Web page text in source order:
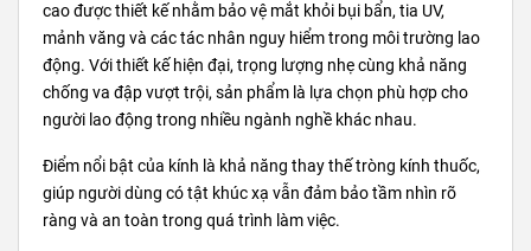
cao được thiết kế nhằm bảo vệ mắt khỏi bụi bẩn, tia UV,
mảnh văng và các tác nhân nguy hiểm trong môi trường lao
động. Với thiết kế hiện đại, trọng lượng nhẹ cùng khả năng
chống va đập vượt trội, sản phẩm là lựa chọn phù hợp cho
người lao động trong nhiều ngành nghề khác nhau.
Điểm nổi bật của kính là khả năng thay thế tròng kính thuốc,
giúp người dùng có tật khúc xạ vẫn đảm bảo tầm nhìn rõ
ràng và an toàn trong quá trình làm việc.